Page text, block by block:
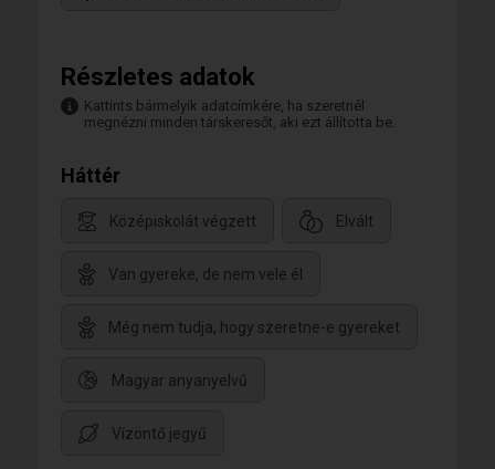
Részletes adatok
Kattints bármelyik adatcímkére, ha szeretnél
megnézni minden társkeresőt, aki ezt állította be.
Háttér
Középiskolát végzett Elvált
Van gyereke, de nem vele él
Még nem tudja, hogy szeretne-e gyereket
Magyar anyanyelvű
Vízöntő jegyű